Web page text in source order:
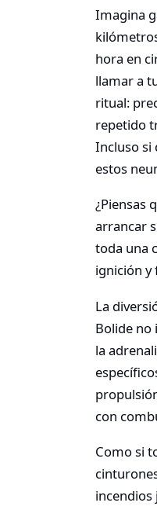
Imagina
hora en
llamar a
ritual:
repetido
Incluso si
estos
¿Piensas
arrancar
toda una
ignición y
La
Bolide no
la
con
Como si